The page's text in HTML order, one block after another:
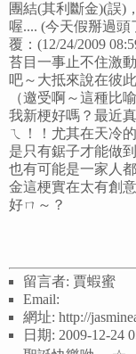
團結(其利斷金)(誤)
喔.... (今天假掰過
覆：(12/24/2009
苔目一事止不住激
吧～大抵來說在彼
（邀受啊～這種比
我新梗好嗎？最近
ㄟ！！尤其在天冷
是只有鋸子才能做
也有可能是一家人
金這梗實在太有創
好ㄇ～？
留言者: 賈蝦蜜
Email:
網址: http://
日期: 2009-12-24